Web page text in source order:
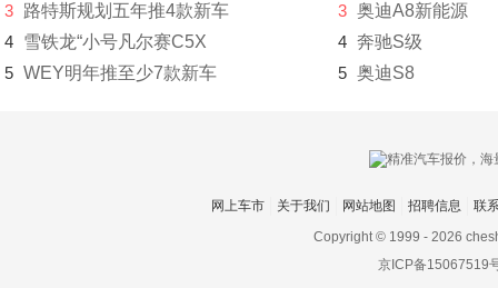
讴歌
3 路特斯规划五年推4款新车
4 雪铁龙“小号凡尔赛C5X
5 WEY明年推至少7款新车
3 奥迪A8新能源
4 奔驰S级
5 奥迪S8
网上车市 关于我们 网站地图 招聘信息
联
Copyright © 1999 - 2026
京ICP备15067519